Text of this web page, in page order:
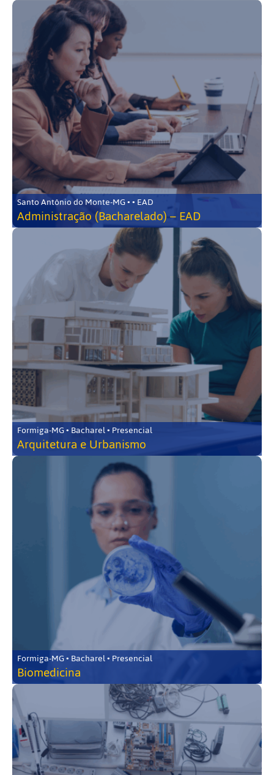
Santo Antônio do Monte-MG • • EAD
Administração (Bacharelado) – EAD
Formiga-MG • Bacharel • Presencial
Arquitetura e Urbanismo
Formiga-MG • Bacharel • Presencial
Biomedicina